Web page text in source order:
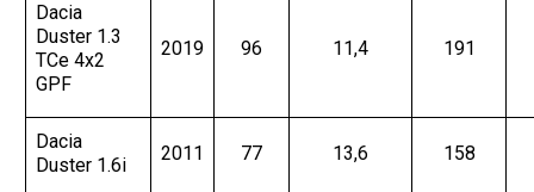
Dacia
Duster 1.3
TCe 4x2
GPF
2019 96 11,4 191
Dacia
Duster 1.6i
2011 77 13,6 158